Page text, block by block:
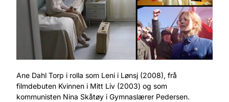
Ane Dahl Torp i rolla som Leni i Lønsj (2008), frå
filmdebuten Kvinnen i Mitt Liv (2003) og som
kommunisten Nina Skåtøy i Gymnaslærer Pedersen.